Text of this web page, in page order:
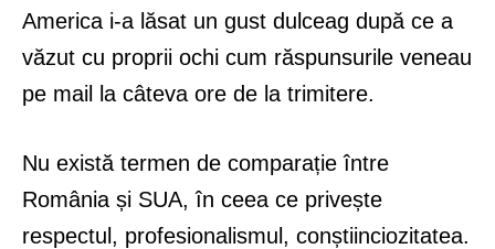
America i-a lăsat un gust dulceag după ce a
văzut cu proprii ochi cum răspunsurile veneau
pe mail la câteva ore de la trimitere.
Nu există termen de comparație între
România și SUA, în ceea ce privește
respectul, profesionalismul, conștiinciozitatea.